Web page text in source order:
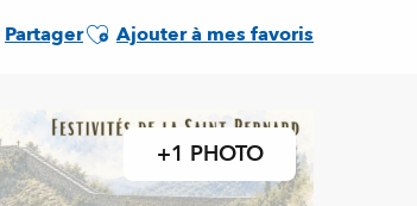
PartagerAjouter aux favoris
Ajouter à mes favoris
+1 PHOTO